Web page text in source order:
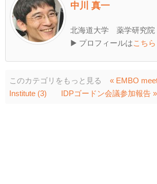
中川 真一
北海道大学 薬学研究
▶ プロフィールはこちら
このカテゴリをもっと見る
« EMBO
Institute (3)
IDPゴードン会議参加報告 »